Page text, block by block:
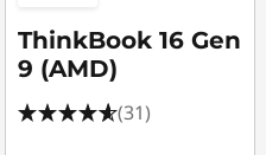
ThinkBook 16 Gen
9 (AMD)
(31)